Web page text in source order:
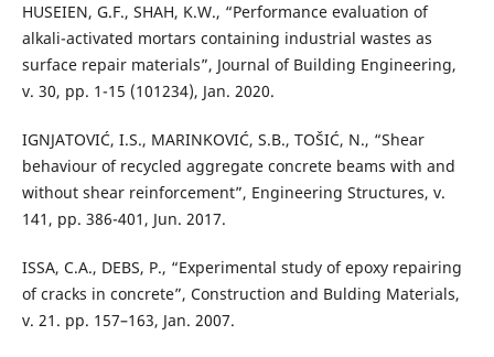
HUSEIEN, G.F., SHAH, K.W., “Performance evaluation of
alkali-activated mortars containing industrial wastes as
surface repair materials”, Journal of Building Engineering,
v. 30, pp. 1-15 (101234), Jan. 2020.
IGNJATOVIĆ, I.S., MARINKOVIĆ, S.B., TOŠIĆ, N., “Shear
behaviour of recycled aggregate concrete beams with and
without shear reinforcement”, Engineering Structures, v.
141, pp. 386-401, Jun. 2017.
ISSA, C.A., DEBS, P., “Experimental study of epoxy repairing
of cracks in concrete”, Construction and Bulding Materials,
v. 21. pp. 157–163, Jan. 2007.